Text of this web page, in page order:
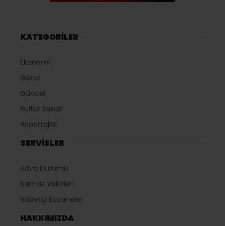
KATEGORİLER
Ekonomi
Genel
Güncel
Kültür Sanat
Röportajlar
SERVİSLER
Hava Durumu
Namaz Vakitleri
Nöbetçi Eczaneler
HAKKIMIZDA